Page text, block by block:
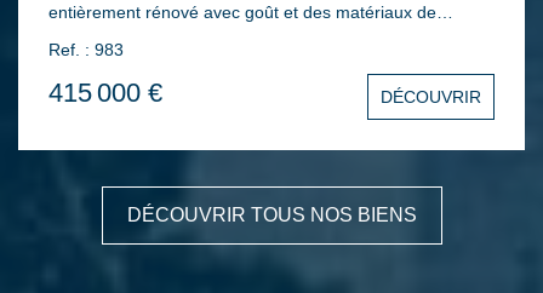
entièrement rénové avec goût et des matériaux de
de vie d'environ 50m² avec espace salon, salle à manger
et cuisine ouverte entièrement équipée et aménagée
ouvrant sur une terrasse de 20m² au Sud avec vue
dégagée. Trois chambres et une salle d'eau avec douche
à l'italienne. Climatisation réversible, double vitrage alu,
Ref. : 983
415 000 € DÉCOUVRIR
DÉCOUVRIR TOUS NOS BIENS